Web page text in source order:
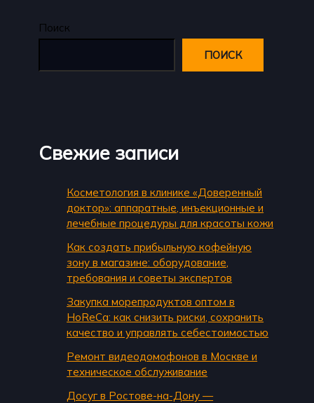
Поиск
ПОИСК
Свежие записи
Косметология в клинике «Доверенный
доктор»: аппаратные, инъекционные и
лечебные процедуры для красоты кожи
Как создать прибыльную кофейную
зону в магазине: оборудование,
требования и советы экспертов
Закупка морепродуктов оптом в
HoReCa: как снизить риски, сохранить
качество и управлять себестоимостью
Ремонт видеодомофонов в Москве и
техническое обслуживание
Досуг в Ростове-на-Дону —